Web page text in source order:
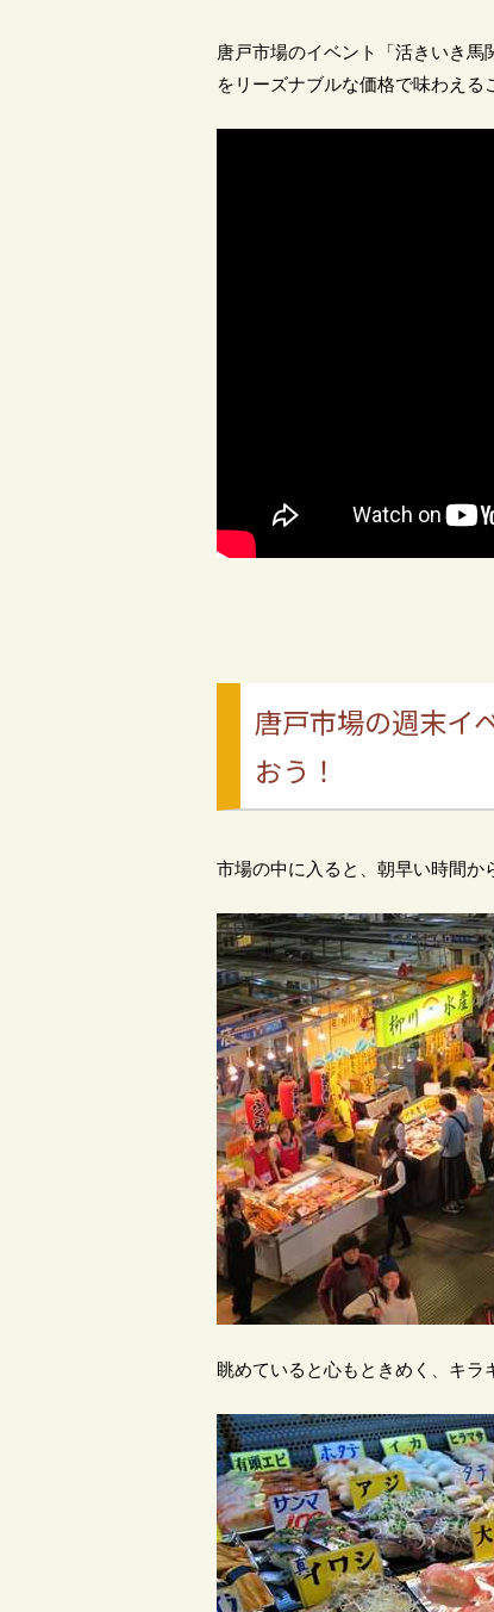
唐戸市場のイベント「活きいき
をリーズナブルな価格で味わえる
唐戸市場の週末イ
おう！
市場の中に入ると、朝早い時間か
眺めていると心もときめく、キラ